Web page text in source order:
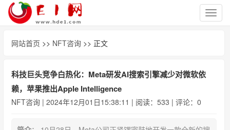
切
换
网站首页 >> NFT咨询 >> 正文
科技巨头竞争白热化：Meta研发AI搜索引擎减少对微软依
赖，苹果推出Apple Intelligence
NFT咨询 | 2024年12月01日15:38:11 | 阅读：533 | 评论：0